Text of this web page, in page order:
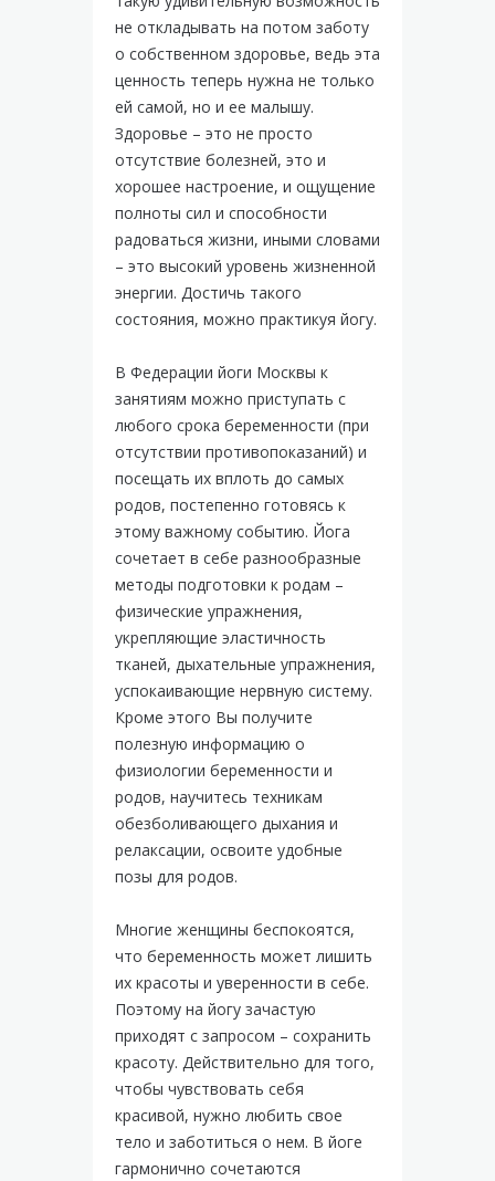
не откладывать на потом заботу
о собственном здоровье, ведь эта
ценность теперь нужна не только
ей самой, но и ее малышу.
Здоровье – это не просто
отсутствие болезней, это и
хорошее настроение, и ощущение
полноты сил и способности
радоваться жизни, иными словами
– это высокий уровень жизненной
энергии. Достичь такого
состояния, можно практикуя йогу.
В Федерации йоги Москвы к
занятиям можно приступать с
любого срока беременности (при
отсутствии противопоказаний) и
посещать их вплоть до самых
родов, постепенно готовясь к
этому важному событию. Йога
сочетает в себе разнообразные
методы подготовки к родам –
физические упражнения,
укрепляющие эластичность
тканей, дыхательные упражнения,
успокаивающие нервную систему.
Кроме этого Вы получите
полезную информацию о
физиологии беременности и
родов, научитесь техникам
обезболивающего дыхания и
релаксации, освоите удобные
позы для родов.
Многие женщины беспокоятся,
что беременность может лишить
их красоты и уверенности в себе.
Поэтому на йогу зачастую
приходят с запросом – сохранить
красоту. Действительно для того,
чтобы чувствовать себя
красивой, нужно любить свое
тело и заботиться о нем. В йоге
гармонично сочетаются